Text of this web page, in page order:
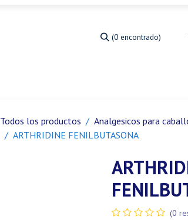
(0 encontrado)
Todos los productos
Analgesicos para
ARTHRIDINE FENILBUTASONA
(0